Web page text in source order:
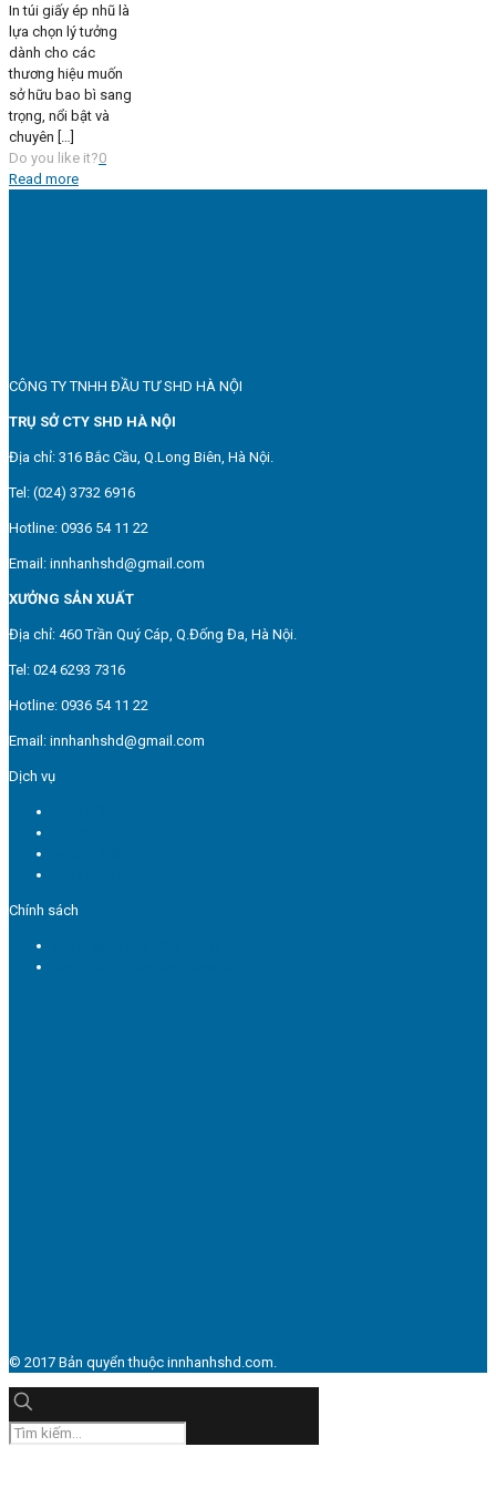
In túi giấy ép nhũ là
lựa chọn lý tưởng
dành cho các
thương hiệu muốn
sở hữu bao bì sang
trọng, nổi bật và
chuyên
Do you like it?0
Read more
CÔNG TY TNHH ĐẦU TƯ SHD HÀ NỘI
TRỤ SỞ CTY SHD HÀ NỘI
Địa chỉ: 316 Bắc Cầu, Q.Long Biên, Hà Nội.
Tel: (024) 3732 6916
Hotline: 0936 54 11 22
Email: innhanhshd@gmail.com
XƯỞNG SẢN XUẤT
Địa chỉ: 460 Trần Quý Cáp, Q.Đống Đa, Hà Nội.
Tel: 024 6293 7316
Hotline: 0936 54 11 22
Email: innhanhshd@gmail.com
Dịch vụ
Chính sách
© 2017 Bản quyển thuộc innhanhshd.com.